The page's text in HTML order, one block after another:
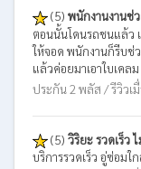
(5) พนักงานงานช่
ตอนนั้นโดนรถชนแล้ว
ให้จอด พนักงานก็รีบช่
แล้วค่อยมาเอาใบเคลม
ประกัน 2 พลัส / รีวิวเ
(5) วิริยะ รวดเร็ว
บริการรวดเร็ว อู่ซ่อมใ